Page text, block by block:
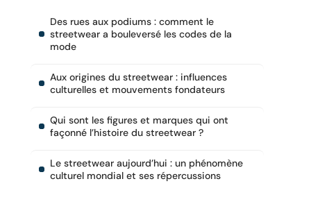
Des rues aux podiums : comment le
streetwear a bouleversé les codes de la
mode
Aux origines du streetwear : influences
culturelles et mouvements fondateurs
Qui sont les figures et marques qui ont
façonné l’histoire du streetwear ?
Le streetwear aujourd’hui : un phénomène
culturel mondial et ses répercussions